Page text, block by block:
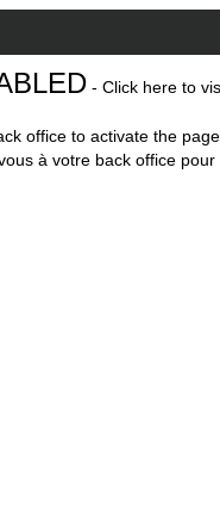
- Click here to
office to activate the
à votre back office